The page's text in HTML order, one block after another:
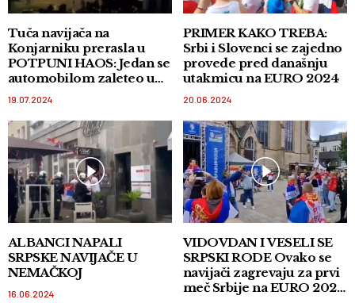
Tuča navijača na
Konjarniku prerasla u
POTPUNI HAOS: Jedan se
automobilom zaleteo u
masu
19.07.2024
PRIMER KAKO TREBA:
Srbi i Slovenci se zajedno
provede pred današnju
utakmicu na EURO 2024
20.06.2024
ALBANCI NAPALI
SRPSKE NAVIJAČE U
NEMAČKOJ
16.06.2024
VIDOVDAN I VESELI SE
SRPSKI RODE Ovako se
navijači zagrevaju za prvi
meč Srbije na EURO 2024